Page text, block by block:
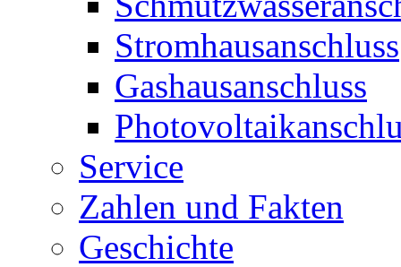
Stromhausanschluss
Gashausanschluss
Service
Zahlen und Fakten
Geschichte